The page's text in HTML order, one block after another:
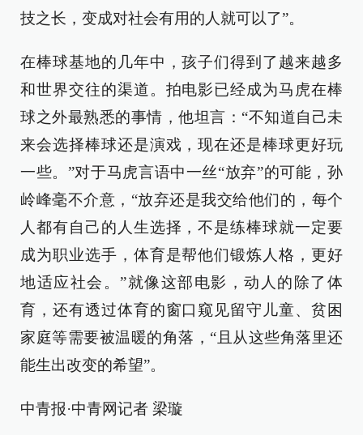
技之长，变成对社会有用的人就可以了”。
在棒球基地的几年中，孩子们得到了越来越多
和世界交往的渠道。拍电影已经成为马虎在棒
球之外最熟悉的事情，他坦言：“不知道自己未
来会选择棒球还是演戏，现在还是棒球更好玩
一些。”对于马虎言语中一丝“放弃”的可能，孙
岭峰毫不介意，“放弃还是我交给他们的，每个
人都有自己的人生选择，不是练棒球就一定要
成为职业选手，体育是帮他们锻炼人格，更好
地适应社会。”就像这部电影，动人的除了体
育，还有透过体育的窗口窥见留守儿童、贫困
家庭等需要被温暖的角落，“且从这些角落里还
能生出改变的希望”。
中青报·中青网记者 梁璇